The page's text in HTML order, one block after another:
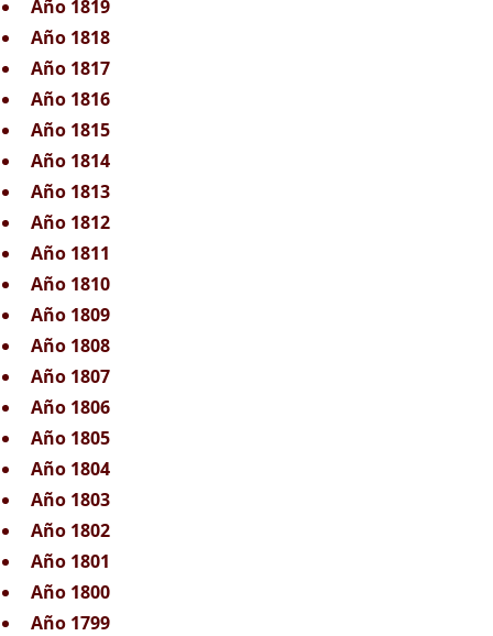
Año 1819
Año 1818
Año 1817
Año 1816
Año 1815
Año 1814
Año 1813
Año 1812
Año 1811
Año 1810
Año 1809
Año 1808
Año 1807
Año 1806
Año 1805
Año 1804
Año 1803
Año 1802
Año 1801
Año 1800
Año 1799